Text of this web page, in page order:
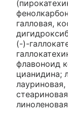
галловая,
(-)-
флавоноид
цианидина;
лауриновая,